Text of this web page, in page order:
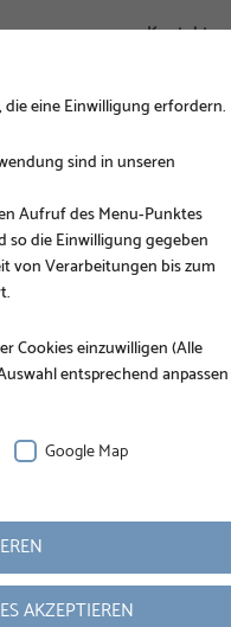
Kontakt
ANWENDUNGEN
eine Einwilligung erfordern.
sind in unseren
Aufruf des Menu-Punktes
die Einwilligung gegeben
von Verarbeitungen bis zum
Cookies einzuwilligen (Alle
entsprechend anpassen
Google Map
AKZEPTIEREN